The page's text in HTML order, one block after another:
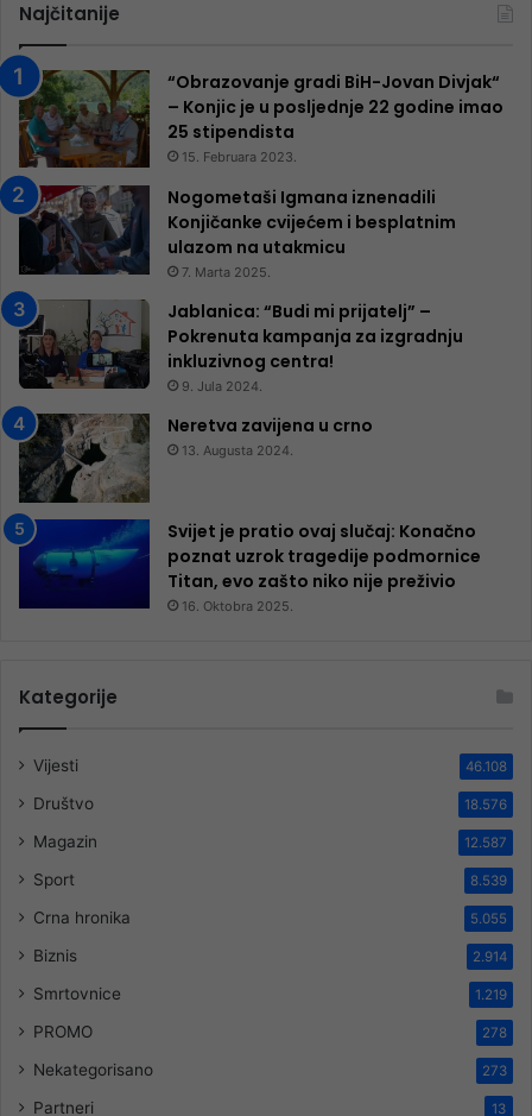
Najčitanije
“Obrazovanje gradi BiH-Jovan Divjak“
– Konjic je u posljednje 22 godine imao
25 ​​stipendista
15. Februara 2023.
Nogometaši Igmana iznenadili
Konjičanke cvijećem i besplatnim
ulazom na utakmicu
7. Marta 2025.
Jablanica: “Budi mi prijatelj” –
Pokrenuta kampanja za izgradnju
inkluzivnog centra!
9. Jula 2024.
Neretva zavijena u crno
13. Augusta 2024.
Svijet je pratio ovaj slučaj: Konačno
poznat uzrok tragedije podmornice
Titan, evo zašto niko nije preživio
16. Oktobra 2025.
Kategorije
Vijesti 46.108
Društvo 18.576
Magazin 12.587
Sport 8.539
Crna hronika 5.055
Biznis 2.914
Smrtovnice 1.219
PROMO 278
Nekategorisano 273
Partneri 13